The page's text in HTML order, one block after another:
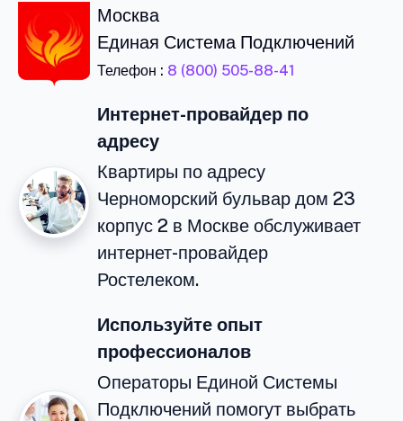
Москва
Единая Система Подключений
Телефон : 8 (800) 505-88-41
Интернет-провайдер по
адресу
Квартиры по адресу
Черноморский бульвар дом 23
корпус 2 в Москве обслуживает
интернет-провайдер
Ростелеком.
Используйте опыт
профессионалов
Операторы Единой Системы
Подключений помогут выбрать